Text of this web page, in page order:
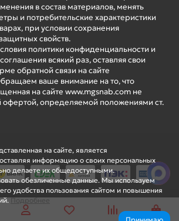
на сайте, является
информацию о своих персональных
делаете их общедоступными.
обезличенные данные. Мы используем
удобства пользования сайтом и повышения
Подробнее
в состав материалов, менять
и потребительские характеристики
при условии сохранения
свойств.
политики конфиденциальности и
всякий раз, оставляя свои
обратной связи на сайте
ваше внимание на то, что
на сайте www.mgsnab.com не
офертой, определяемой положениями ст.